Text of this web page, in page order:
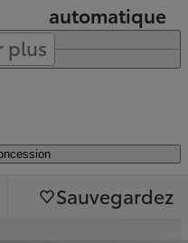
automatique
plus
Sauvegardez